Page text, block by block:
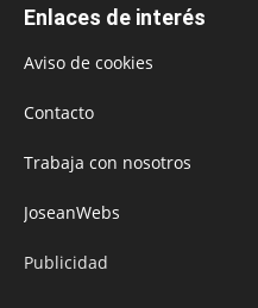
Enlaces de interés
Aviso de cookies
Contacto
Trabaja con nosotros
JoseanWebs
Publicidad